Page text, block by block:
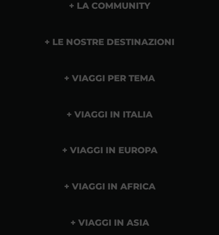
LA COMMUNITY
LE NOSTRE DESTINAZIONI
VIAGGI PER TEMA
VIAGGI IN ITALIA
VIAGGI IN EUROPA
VIAGGI IN AFRICA
VIAGGI IN ASIA